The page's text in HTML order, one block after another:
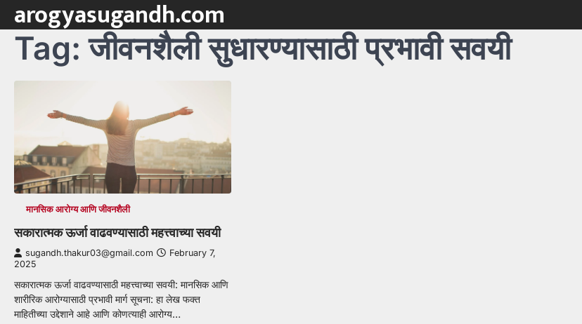
Skip
content
arogyasugandh.com
Tag:जीवनशैली सुधारण्यासाठी प्रभावी सवयी
मानसिक आरोग्य आणि जीवनशैली
सकारात्मक ऊर्जा वाढवण्यासाठी महत्त्वाच्या सवयी
sugandh.thakur03@gmail.com
February 7,
2025
सकारात्मक ऊर्जा वाढवण्यासाठी महत्त्वाच्या सवयी: मानसिक आणि
शारीरिक आरोग्यासाठी प्रभावी मार्ग सूचना: हा लेख फक्त
माहितीच्या उद्देशाने आहे आणि कोणत्याही आरोग्य…